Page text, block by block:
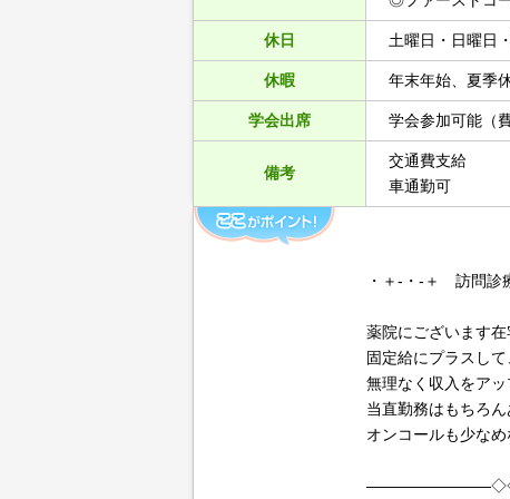
休日 土曜日・日曜日
休暇 年末年始、夏季
学会出席 学会参加可能（
備考
交通費支給
車通勤可
・＋-・-＋ 訪問診
薬院にございます在
固定給にプラスして
無理なく収入をアッ
当直勤務はもちろん
オンコールも少な